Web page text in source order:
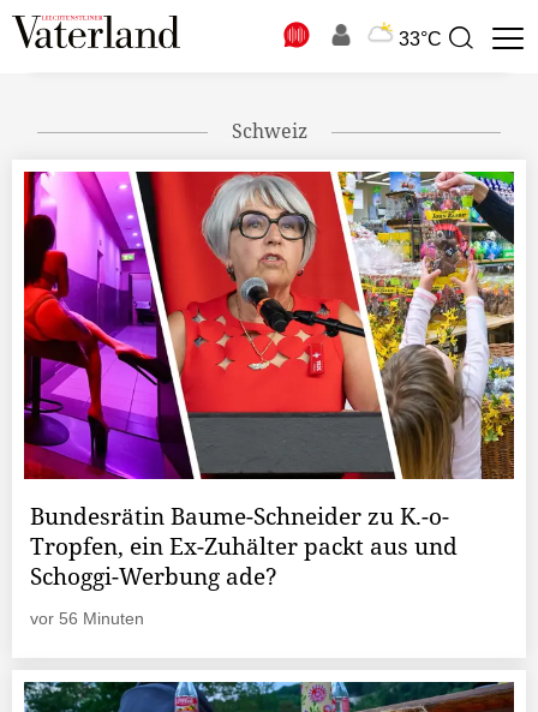
33°C
Suchbegriff
Schweiz
Bundesrätin Baume-Schneider zu K.-o-
Tropfen, ein Ex-Zuhälter packt aus und
Schoggi-Werbung ade?
vor 56 Minuten